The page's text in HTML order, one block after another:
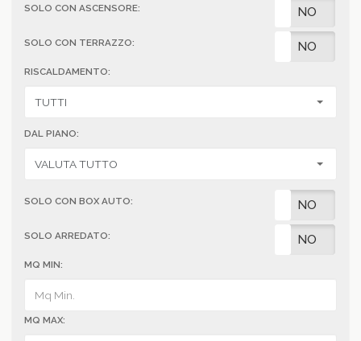
SOLO CON ASCENSORE: NO
SOLO CON TERRAZZO: NO
RISCALDAMENTO:
DAL PIANO:
SOLO CON BOX AUTO: NO
SOLO ARREDATO: NO
MQ MIN:
MQ MAX: